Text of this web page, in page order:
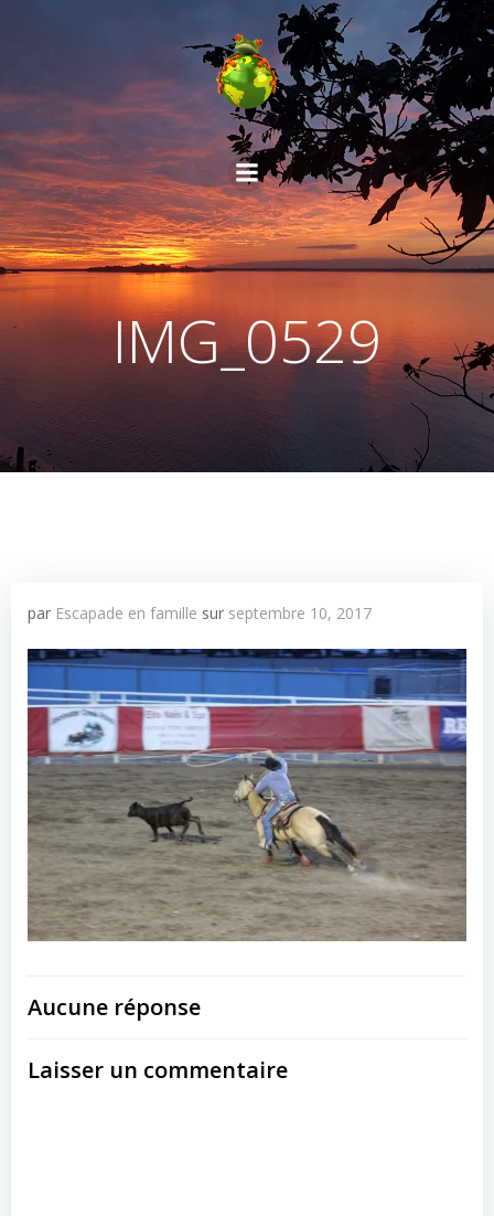
Aller
au
contenu
IMG_0529
par Escapade en famille sur septembre 10, 2017
Aucune réponse
Laisser un commentaire